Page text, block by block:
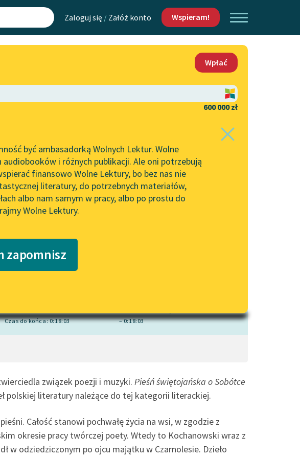
Zaloguj się / Załóż konto Wspieram!
i
Mapa Wolnych Lektur
Leśmianator
API
OAI-PMH
Widget Wolnych Lektur
Katalog
Katalog w formacie PDF
Kontakt
O projekcie
Zasady wykorzystania
Wolnych Lektur
Logotypy
Materiały promocyjne
wrażliwych
Deklaracja dostępności
Wpłać
600 000 zł
być ambasadorką Wolnych Lektur. Wolne
i różnych publikacji. Ale oni potrzebują
finansowo Wolne Lektury, bo bez nas nie
literatury, do potrzebnych materiałów,
albo nam samym w pracy, albo po prostu do
Wolne Lektury.
zapomnisz
– 0:18:03
Czas do końca: 0:18:03
związek poezji i muzyki. Pieśń świętojańska o Sobótce
polskiej literatury należące do tej kategorii literackiej.
Całość stanowi pochwałę życia na wsi, w zgodzie z
okresie pracy twórczej poety. Wtedy to Kochanowski wraz z
w odziedziczonym po ojcu majątku w Czarnolesie. Dzieło